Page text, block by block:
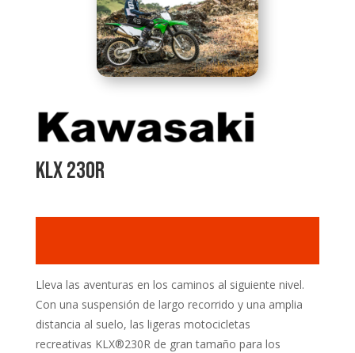
KLx 230r
Lleva las aventuras en los caminos al siguiente nivel.
Con una suspensión de largo recorrido y una amplia
distancia al suelo, las ligeras motocicletas
recreativas KLX®230R de gran tamaño para los